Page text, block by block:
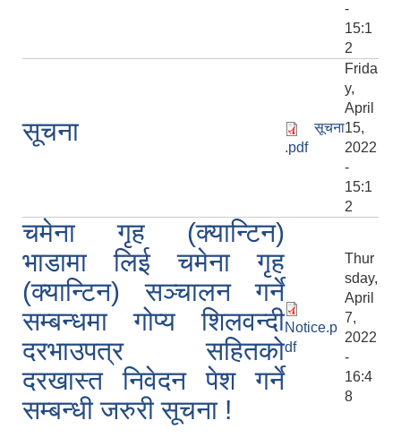
-
15:1
2
सूचना
सूचना
.pdf
Frida
y,
April
15,
2022
-
15:1
2
चमेना गृह (क्यान्टिन)
भाडामा लिई चमेना गृह
(क्यान्टिन) सञ्चालन गर्ने
सम्बन्धमा गोप्य शिलवन्दी
दरभाउपत्र सहितको
दरखास्त निवेदन पेश गर्ने
सम्बन्धी जरुरी सूचना !
Notice.p
df
Thur
sday,
April
7,
2022
-
16:4
8